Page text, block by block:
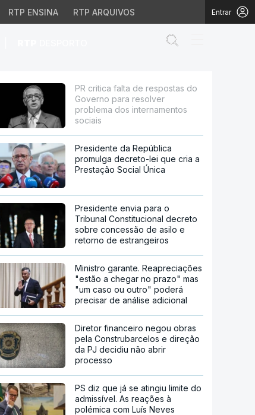
RTP ENSINA RTP ARQUIVOS Entrar
resolver problema
PR critica falta de respostas do
Governo para resolver
problema dos internamentos
sociais
Presidente da República
promulga decreto-lei que cria a
Prestação Social Única
Presidente envia para o
Tribunal Constitucional decreto
sobre concessão de asilo e
retorno de estrangeiros
Ministro garante. Reapreciações
"estão a chegar no prazo" mas
"um caso ou outro" poderá
precisar de análise adicional
Diretor financeiro negou obras
pela Construbarcelos e direção
da PJ decidiu não abrir
processo
PS diz que já se atingiu limite do
admissível. As reações à
polémica com Luís Neves